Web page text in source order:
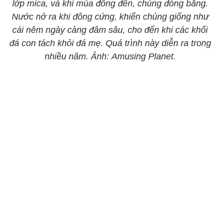
lớp mica, và khi mùa đông đến, chúng đóng băng.
Nước nở ra khi đông cứng, khiến chúng giống như
cái nêm ngày càng đâm sâu, cho đến khi các khối
đá con tách khỏi đá mẹ. Quá trình này diễn ra trong
nhiều năm. Ảnh: Amusing Planet.